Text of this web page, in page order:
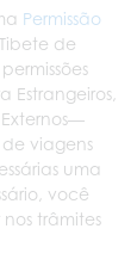
Permissão
de
Estrangeiros,
Externos—
viagens
uma
você
nos trâmites